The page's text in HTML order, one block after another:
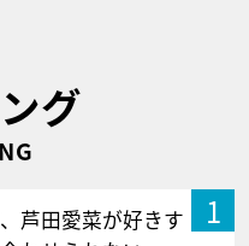
グ
1
芦田愛菜が好きす